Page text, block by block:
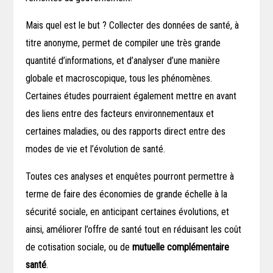
Mais quel est le but ? Collecter des données de santé, à
titre anonyme, permet de compiler une très grande
quantité d’informations, et d’analyser d’une manière
globale et macroscopique, tous les phénomènes.
Certaines études pourraient également mettre en avant
des liens entre des facteurs environnementaux et
certaines maladies, ou des rapports direct entre des
modes de vie et l’évolution de santé.
Toutes ces analyses et enquêtes pourront permettre à
terme de faire des économies de grande échelle à la
sécurité sociale, en anticipant certaines évolutions, et
ainsi, améliorer l’offre de santé tout en réduisant les coût
de cotisation sociale, ou demutuelle complémentaire
santé.